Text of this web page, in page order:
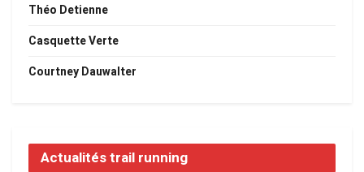
Théo Detienne
Casquette Verte
Courtney Dauwalter
Actualités trail running